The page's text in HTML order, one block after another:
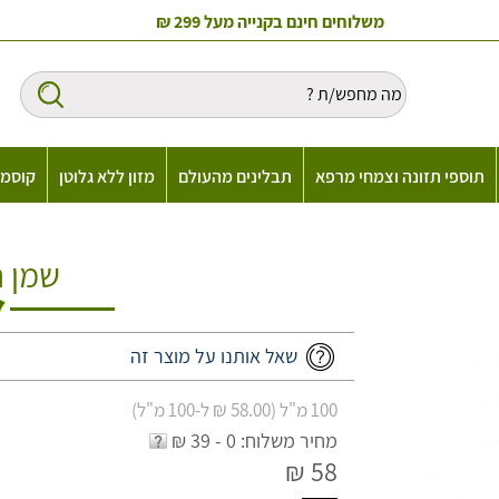
משלוחים חינם בקנייה מעל 299 ₪
תוספי תזונה וצמחי מרפא תבלינים מהעולם מזון ללא גלוטן
שמן
שאל אותנו על מוצר זה
100 מ"ל (58.00 ₪ ל-100 מ"ל)
מחיר משלוח: 0 - 39 ₪
58 ₪